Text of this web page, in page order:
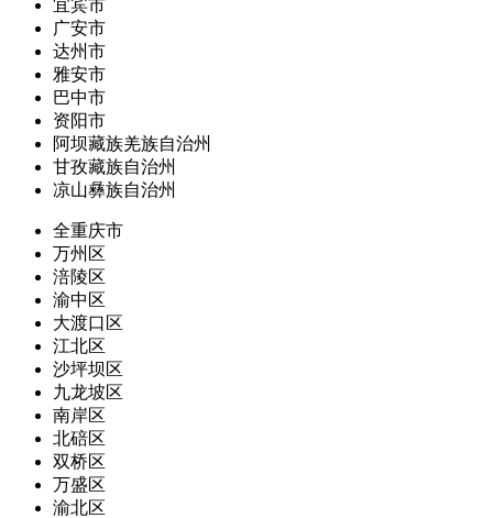
宜宾市
广安市
达州市
雅安市
巴中市
资阳市
阿坝藏族羌族自治州
甘孜藏族自治州
凉山彝族自治州
全重庆市
万州区
涪陵区
渝中区
大渡口区
江北区
沙坪坝区
九龙坡区
南岸区
北碚区
双桥区
万盛区
渝北区